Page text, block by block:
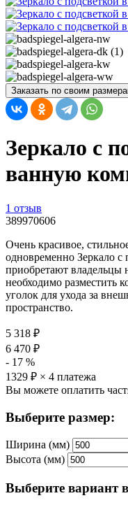
Заказать по своим
Зеркало с
ванную
1 отзыв
389970606
Очень красивое,
одновременно Зеркало
приобретают
необходимо разместить
уголок для ухода за
пространство.
5 318 ₽
6 470 ₽
- 17 %
1329 ₽ × 4 платежа
Вы можете оплатить
Выберите размер:
Ширина (мм)
Высота (мм)
Выберите вариант